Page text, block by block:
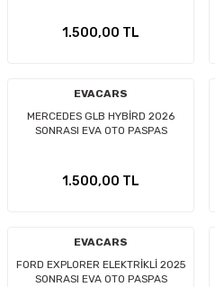
1.500,00 TL
EVACARS
MERCEDES GLB HYBİRD 2026
SONRASI EVA OTO PASPAS
1.500,00 TL
EVACARS
FORD EXPLORER ELEKTRİKLİ 2025
SONRASI EVA OTO PASPAS